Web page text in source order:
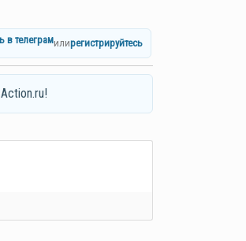
в телеграмилирегистрируйтесь